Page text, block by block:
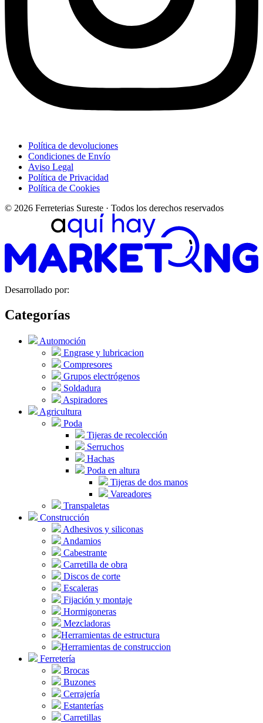
Política de devoluciones
Condiciones de Envío
Aviso Legal
Política de Privacidad
Política de Cookies
© 2026 Ferreterias Sureste · Todos los derechos reservados
Desarrollado por:
Categorías
Automoción
Engrase y lubricacion
Compresores
Grupos electrógenos
Soldadura
Aspiradores
Agricultura
Poda
Tijeras de recolección
Serruchos
Hachas
Poda en altura
Tijeras de dos manos
Vareadores
Transpaletas
Construcción
Adhesivos y siliconas
Andamios
Cabestrante
Carretilla de obra
Discos de corte
Escaleras
Fijación y montaje
Hormigoneras
Mezcladoras
Herramientas de estructura
Herramientas de construccion
Ferretería
Brocas
Buzones
Cerrajería
Estanterías
Carretillas